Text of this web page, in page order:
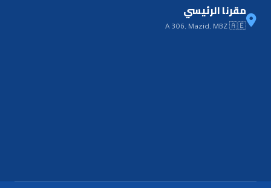
مقرنا الرئيسي
A 306, Mazid, MBZ 🇦🇪